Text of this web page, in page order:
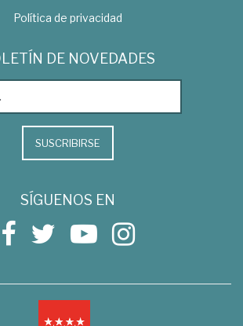
Política de privacidad
DE NOVEDADES
SUSCRIBIRSE
SÍGUENOS EN